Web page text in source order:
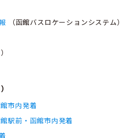
（函館バスロケーションシステム）
市内発着
駅前・函館市内発着